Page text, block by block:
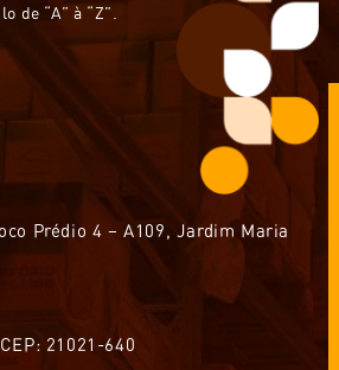
“A” à “Z”.
Prédio 4 – A109, Jardim Maria
21021-640